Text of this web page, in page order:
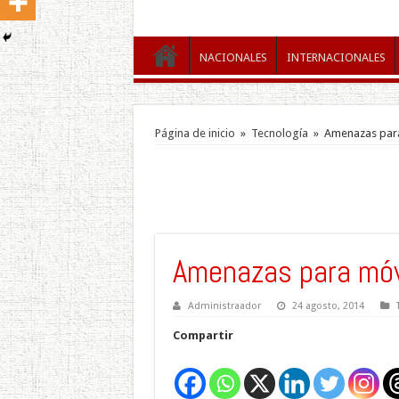
NACIONALES INTERNACIONALES
Página de inicio » Tecnología » Amenazas
Amenazas para
Administraador 24 agosto, 2014
Compartir